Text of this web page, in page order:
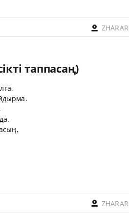
ZHARAR
таппасаң)
ZHARAR